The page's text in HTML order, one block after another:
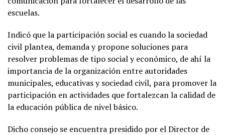
escuelas.
Indicó que la participación social es cuando la sociedad
civil plantea, demanda y propone soluciones para
resolver problemas de tipo social y económico, de ahí la
importancia de la organización entre autoridades
municipales, educativas y sociedad civil, para promover la
participación en actividades que fortalezcan la calidad de
la educación pública de nivel básico.
Dicho consejo se encuentra presidido por el Director de